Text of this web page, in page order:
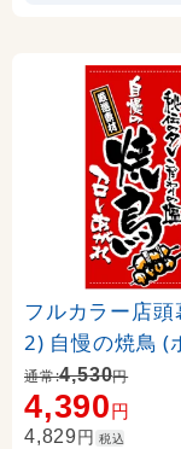
フルカラー店
2) 自慢の焼鳥 (
通常:4,530円
4,390円
4,829円 税込